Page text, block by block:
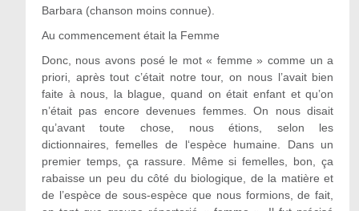
Barbara (chanson moins connue).
Au commencement était la Femme
Donc, nous avons posé le mot « femme » comme un a
priori, après tout c’était notre tour, on nous l’avait bien
faite à nous, la blague, quand on était enfant et qu’on
n’était pas encore devenues femmes. On nous disait
qu’avant toute chose, nous étions, selon les
dictionnaires, femelles de l‘espèce humaine. Dans un
premier temps, ça rassure. Même si femelles, bon, ça
rabaisse un peu du côté du biologique, de la matière et
de l’espèce de sous-espèce que nous formions, de fait,